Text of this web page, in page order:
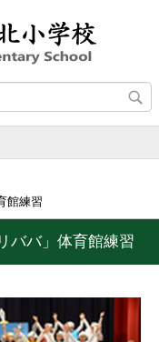
館練習
ババ」体育館練習